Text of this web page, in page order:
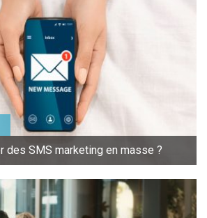
des SMS marketing en masse ?